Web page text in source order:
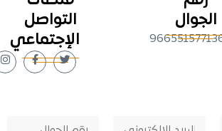
التواصل
الإجتماعي